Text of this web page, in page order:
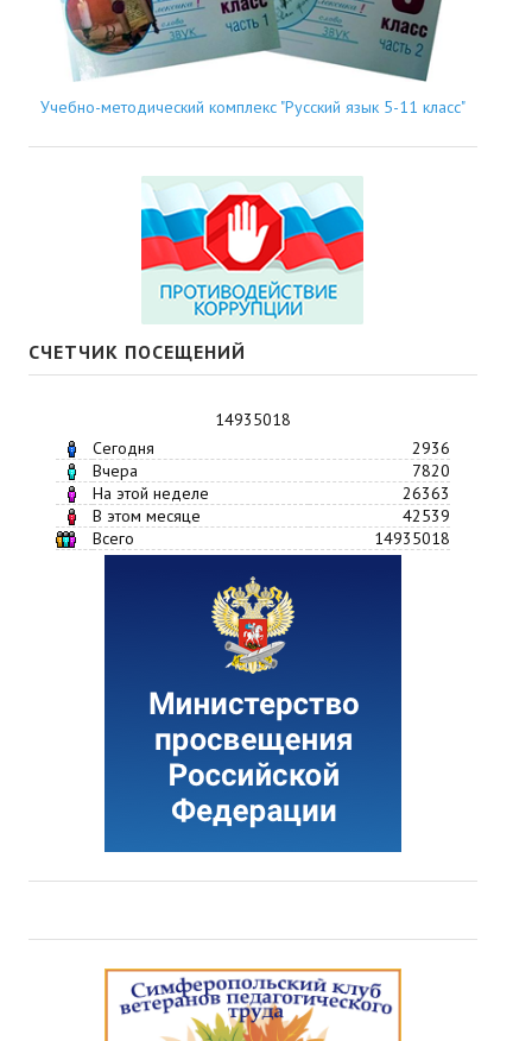
Учебно-методический комплекс "Русский язык 5-11 класс"
СЧЕТЧИК ПОСЕЩЕНИЙ
14935018
Сегодня
2936
Вчера
7820
На этой неделе
26363
В этом месяце
42539
Всего
14935018